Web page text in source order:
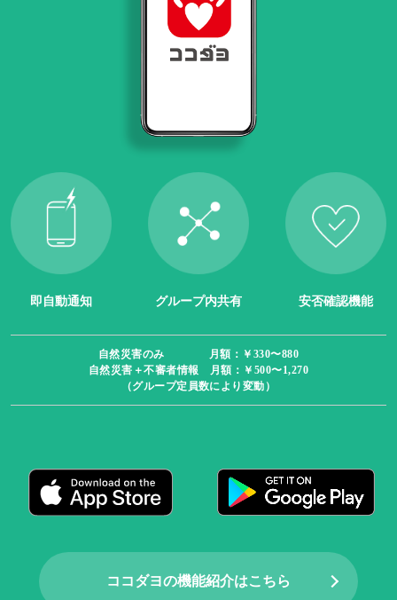
即自動通知 グループ内共有 安否確認機能
自然災害のみ 月額：￥330〜880
自然災害＋不審者情報 月額：￥500〜1,270
（グループ定員数により変動）
ココダヨの機能紹介はこちら